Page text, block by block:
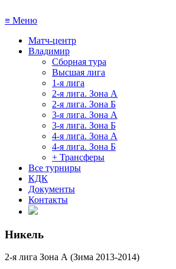
≡ Меню
Матч-центр
Владимир
Сборная тура
Высшая лига
1-я лига
2-я лига. Зона А
2-я лига. Зона Б
3-я лига. Зона А
3-я лига. Зона Б
4-я лига. Зона А
4-я лига. Зона Б
+ Трансферы
Все турниры
КДК
Документы
Контакты
Никель
2-я лига Зона А (Зима 2013-2014)